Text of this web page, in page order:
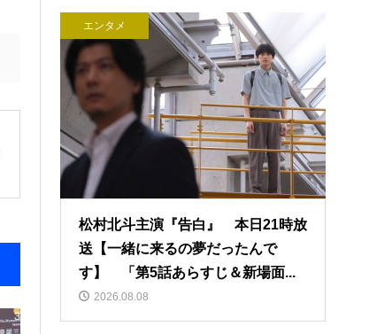
エンタメ
松村北斗主演『告白』 本日21時放
送【一緒に来るの夢だったんで
す】 「第5話あらすじ＆新場面...
2026.08.08